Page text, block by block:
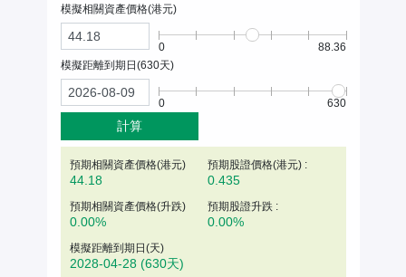
模擬相關資產價格(港元)
0
88.36
模擬距離到期日(630天)
0 630
計算
預期相關資產價格(港元)
44.18
預期股證價格(港元) :
0.435
預期相關資產價格(升跌)
0.00%
預期股證升跌 :
0.00%
模擬距離到期日(天)
2028-04-28 (630天)